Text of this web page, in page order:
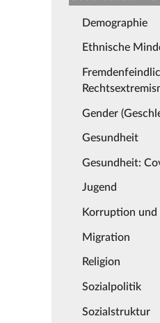
Demographie
Ethnische
Gender
Gesundheit
Gesundheit:
Jugend
Korruption
Migration
Religion
Sozialpolitik
Sozialstruktur